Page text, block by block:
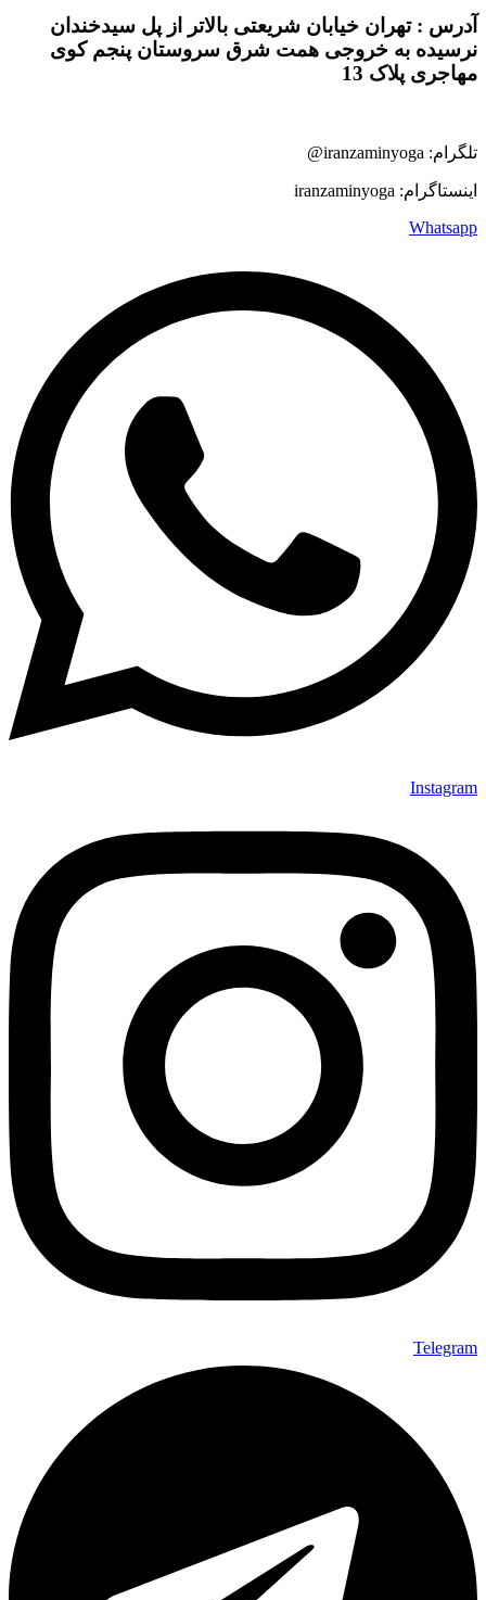
آدرس : تهران خیابان شریعتی بالاتر از پل سیدخندان
نرسیده به خروجی همت شرق سروستان پنجم کوی
مهاجری پلاک 13
تلگرام: iranzaminyoga@
اینستاگرام: iranzaminyoga
Whatsapp
Instagram
Telegram